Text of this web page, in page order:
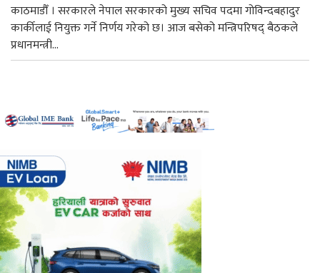
काठमाडौँ । सरकारले नेपाल सरकारको मुख्य सचिव पदमा गोविन्दबहादुर
कार्कीलाई नियुक्त गर्ने निर्णय गरेको छ। आज बसेको मन्त्रिपरिषद् बैठकले
प्रधानमन्त्री...